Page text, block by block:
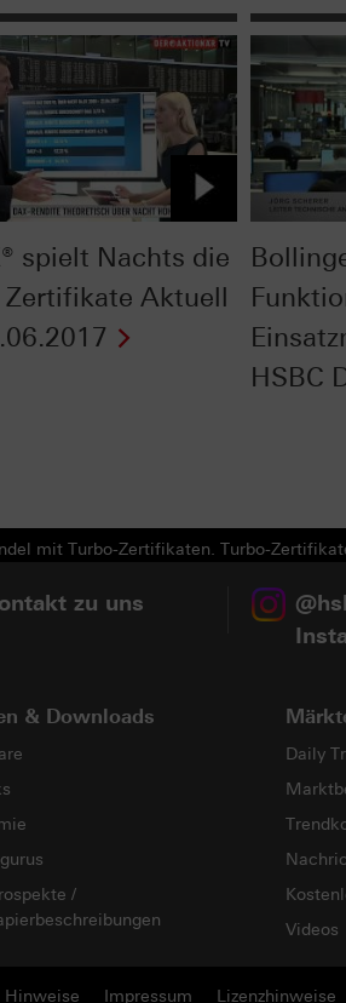
spielt Nachts die
Aktuell
HSBC
mit Turbo-Zertifikaten. Turbo-
zu uns
& Downloads
/
Daily
Videos
Hinweise Impressum Lizenzhinweise